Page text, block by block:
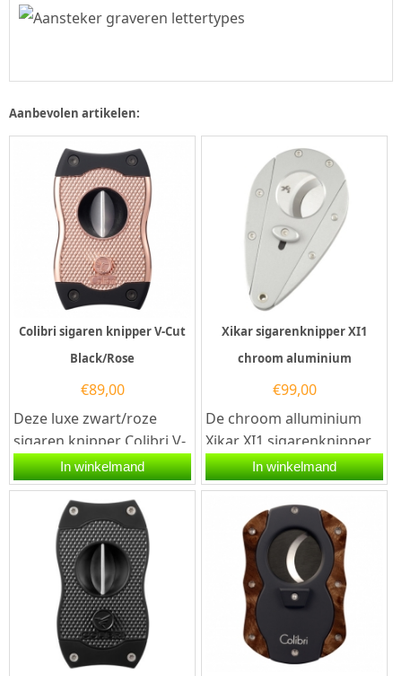
Aanbevolen artikelen:
Colibri sigaren knipper V-Cut
Black/Rose
€89,00
Deze luxe zwart/roze
sigaren knipper Colibri V-
Cut Black/Rose is
voorzien van twee
snijmessen van...
In winkelmand
Xikar sigarenknipper XI1
chroom aluminium
€99,00
De chroom alluminium
Xikar XI1 sigarenknipper
is gedurfd, mannelijk en
prachtig ontworpen. De...
In winkelmand